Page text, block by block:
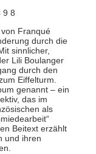
9 8
Franqué
durch die
sinnlicher,
Lili Boulanger
durch den
Eiffelturm.
genannt – ein
das im
als
Beitext erzählt
und ihren